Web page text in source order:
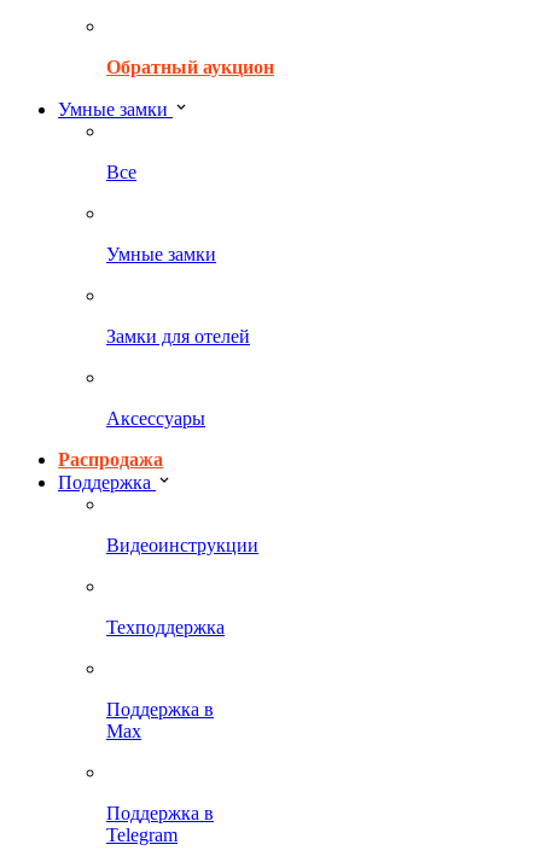
Обратный аукцион
Умные замки
Все
Умные замки
Замки для отелей
Аксессуары
Распродажа
Поддержка
Видеоинструкции
Техподдержка
Поддержка в
Max
Поддержка в
Telegram